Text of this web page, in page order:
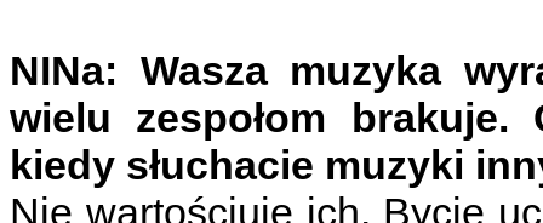
NINa: Wasza muzyka
wielu zespołom
kiedy słuchacie muzyki
Nie wartościuje ich. Bycie